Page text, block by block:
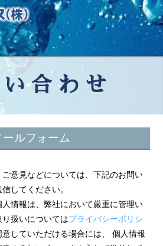
合わせ
ールフォーム
意見などについては、下記のお問い
してください。
情報は、弊社において厳重に管理い
扱いについてはプライバシーポリシ
していただける場合には、 個人情報